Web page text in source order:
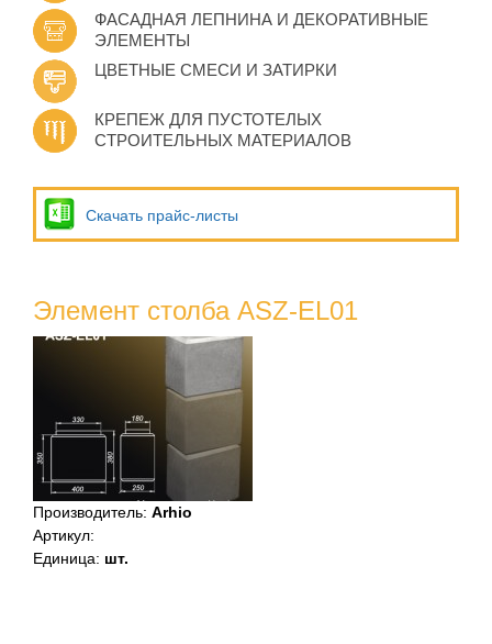
ФАСАДНАЯ ЛЕПНИНА И ДЕКОРАТИВНЫЕ
ЭЛЕМЕНТЫ
ЦВЕТНЫЕ СМЕСИ И ЗАТИРКИ
КРЕПЕЖ ДЛЯ ПУСТОТЕЛЫХ
СТРОИТЕЛЬНЫХ МАТЕРИАЛОВ
Скачать прайс-листы
Элемент столба ASZ-EL01
Производитель: Arhio
Артикул:
Единица: шт.